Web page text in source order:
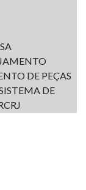
DE PEÇAS
DE